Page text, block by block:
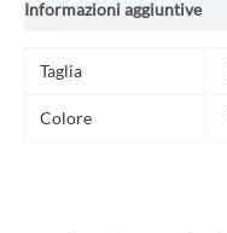
Informazioni aggiuntive
Taglia
Colore